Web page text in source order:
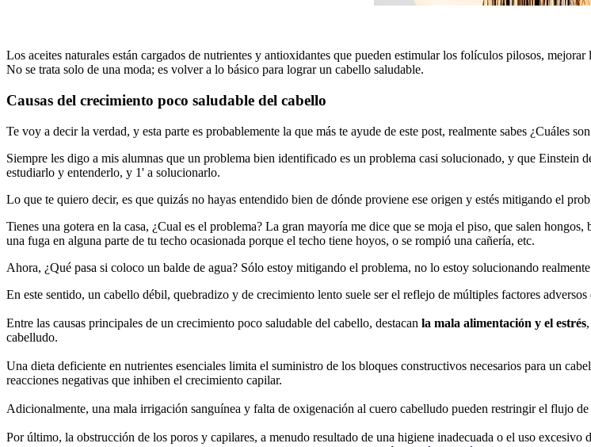
Los aceites naturales están cargados de nutrientes y antioxidantes que pueden estimular los folículos pilosos,
No se trata solo de una moda; es volver a lo básico para lograr un cabello saludable.
Causas del crecimiento poco saludable del cabello
Te voy a decir la verdad, y esta parte es probablemente la que más te ayude de este post, realmente sabes ¿Cuáles
Siempre les digo a mis alumnas que un problema bien identificado es un problema casi solucionado, y que Einstein
estudiarlo y entenderlo, y 1' a solucionarlo.
Lo que te quiero decir, es que quizás no hayas entendido bien de dónde proviene ese origen y estés mitigando el
Tienes una gotera en la casa, ¿Cual es el problema? La gran mayoría me dice que se moja el piso, que salen
una fuga en alguna parte de tu techo ocasionada porque el techo tiene hoyos, o se rompió una cañería, etc.
Ahora, ¿Qué pasa si coloco un balde de agua? Sólo estoy mitigando el problema, no lo estoy solucionando
En este sentido, un cabello débil, quebradizo y de crecimiento lento suele ser el reflejo de múltiples factores adversos
Entre las causas principales de un crecimiento poco saludable del cabello, destacan la mala alimentación y el estrés
cabelludo.
Una dieta deficiente en nutrientes esenciales limita el suministro de los bloques constructivos necesarios para un
reacciones negativas que inhiben el crecimiento capilar.
Adicionalmente, una mala irrigación sanguínea y falta de oxigenación al cuero cabelludo pueden restringir el flujo
Por último, la obstrucción de los poros y capilares, a menudo resultado de una higiene inadecuada o el uso